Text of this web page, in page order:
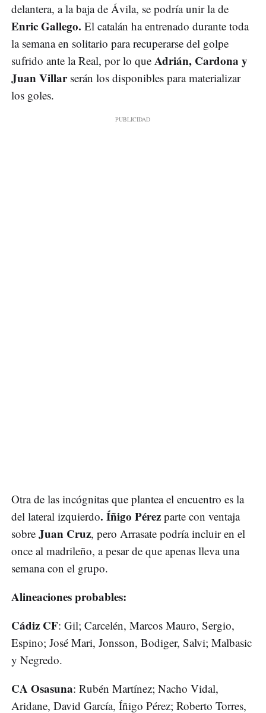
delantera, a la baja de Ávila, se podría unir la de
Enric Gallego. El catalán ha entrenado durante toda
la semana en solitario para recuperarse del golpe
sufrido ante la Real, por lo que Adrián, Cardona y
Juan Villarserán los disponibles para materializar
los goles.
Otra de las incógnitas que plantea el encuentro es la
del lateral izquierdo. Íñigo Pérez parte con ventaja
sobre Juan Cruz, pero Arrasate podría incluir en el
once al madrileño, a pesar de que apenas lleva una
semana con el grupo.
Alineaciones probables:
Cádiz CF: Gil; Carcelén, Marcos Mauro, Sergio,
Espino; José Mari, Jonsson, Bodiger, Salvi; Malbasic
y Negredo.
CA Osasuna: Rubén Martínez; Nacho Vidal,
Aridane, David García, Íñigo Pérez; Roberto Torres,